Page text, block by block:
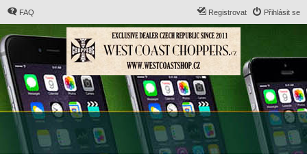
FAQ Přihlásit se
Registrovat